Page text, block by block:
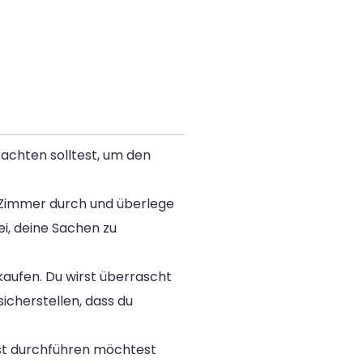
solltest, um den
durch und überlege
deine Sachen zu
Du wirst überrascht
dass du
durchführen möchtest